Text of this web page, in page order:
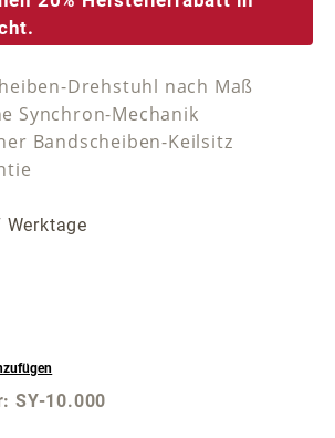
Drehstuhl nach Maß
Synchron-Mechanik
Bandscheiben-Keilsitz
Werktage
SY-10.000